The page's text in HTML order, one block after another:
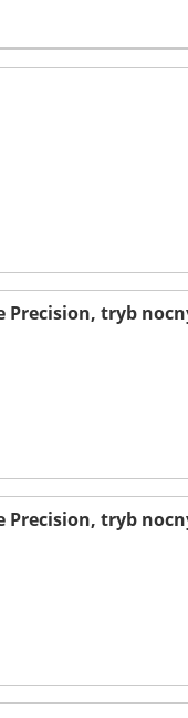
Precision, tryb
Precision, tryb